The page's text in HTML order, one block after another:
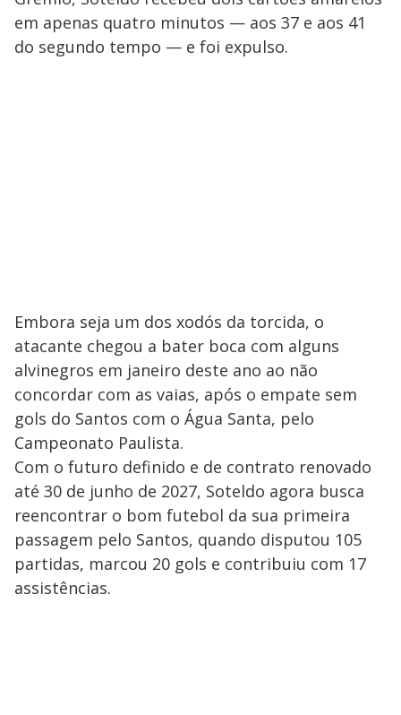
em apenas quatro minutos — aos 37 e aos 41
do segundo tempo — e foi expulso.
Embora seja um dos xodós da torcida, o
atacante chegou a bater boca com alguns
alvinegros em janeiro deste ano ao não
concordar com as vaias, após o empate sem
gols do Santos com o Água Santa, pelo
Campeonato Paulista.
Com o futuro definido e de contrato renovado
até 30 de junho de 2027, Soteldo agora busca
reencontrar o bom futebol da sua primeira
passagem pelo Santos, quando disputou 105
partidas, marcou 20 gols e contribuiu com 17
assistências.